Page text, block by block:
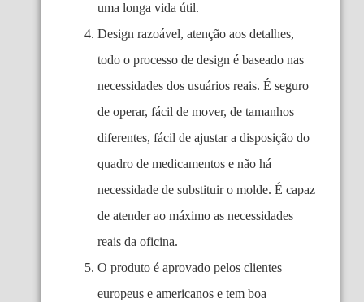
uma longa vida útil.
Design razoável, atenção aos detalhes,
todo o processo de design é baseado nas
necessidades dos usuários reais. É seguro
de operar, fácil de mover, de tamanhos
diferentes, fácil de ajustar a disposição do
quadro de medicamentos e não há
necessidade de substituir o molde. É capaz
de atender ao máximo as necessidades
reais da oficina.
O produto é aprovado pelos clientes
europeus e americanos e tem boa